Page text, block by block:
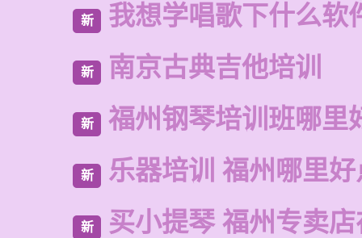
新 我想学唱歌下什么软
新 南京古典吉他培训
新 福州钢琴培训班哪里
新 乐器培训 福州哪里
新 买小提琴 福州专卖